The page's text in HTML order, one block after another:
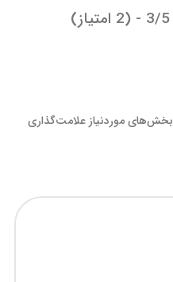
3/5 - (2 امتیاز)
بخش‌های موردنیاز علامت‌گذاری